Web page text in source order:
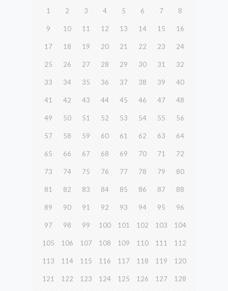
1 2 3 4 5 6 7 8
9 10 11 12 13 14 15 16
17 18 19 20 21 22 23 24
25 26 27 28 29 30 31 32
33 34 35 36 37 38 39 40
41 42 43 44 45 46 47 48
49 50 51 52 53 54 55 56
57 58 59 60 61 62 63 64
65 66 67 68 69 70 71 72
73 74 75 76 77 78 79 80
81 82 83 84 85 86 87 88
89 90 91 92 93 94 95 96
97 98 99 100 101 102 103 104
105 106 107 108 109 110 111 112
113 114 115 116 117 118 119 120
121 122 123 124 125 126 127 128